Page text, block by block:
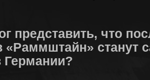
представить, что
«Раммштайн» станут
Германии?